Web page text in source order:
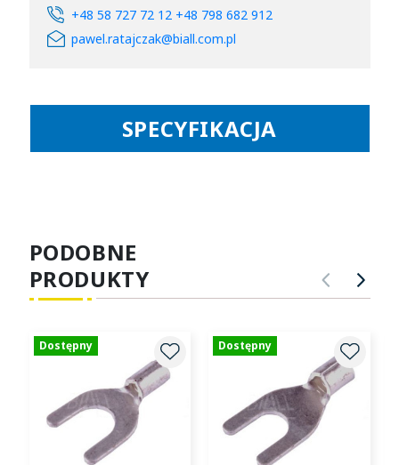
+48 58 727 72 12 +48 798 682 912
pawel.ratajczak@biall.com.pl
SPECYFIKACJA
PODOBNE
PRODUKTY
Dostępny Dostępny